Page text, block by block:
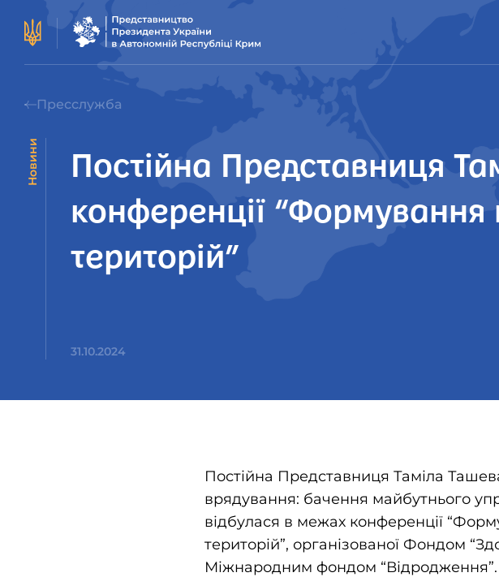
Пресслужба
Новини
Постійна Представниця
конференції
територій”
31.10.2024
Постійна Представниця Таміла
врядування: бачення майбутнього
відбулася в межах конференції
територій”, організованої Фондом
Міжнародним фондом “Відродження”.